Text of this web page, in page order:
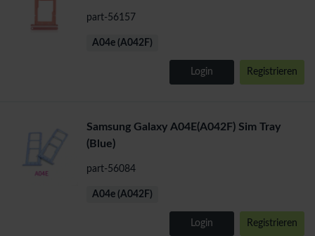
part-56157
A04e (A042F)
Login Registrieren
Samsung Galaxy A04E(A042F) Sim Tray
(Blue)
part-56084
A04e (A042F)
Login Registrieren